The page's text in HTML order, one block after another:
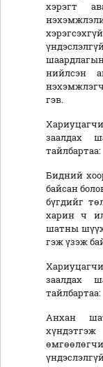
хэрэгт
нийлсэн
гэв.
заалдах
тайлбартаа:
Бидний
байсан
бүгдийг
харин ч
шатны
гэж үзэж
заалдах
тайлбартаа:
Анхан